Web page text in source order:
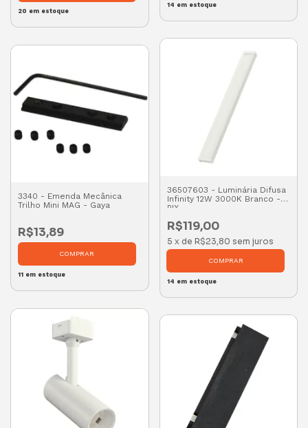
20 em estoque
14 em estoque
3340 - Emenda Mecânica
Trilho Mini MAG - Gaya
R$13,89
11 em estoque
36507603 - Luminária Difusa
Infinity 12W 3000K Branco -
PIX
R$119,00
5 x de R$23,80 sem juros
14 em estoque